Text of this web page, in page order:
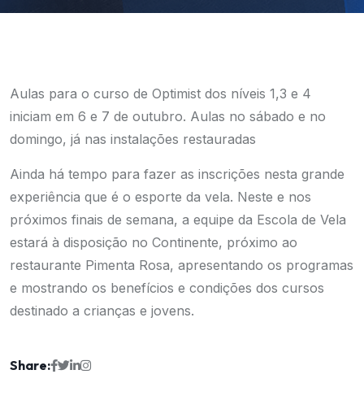
Aulas para o curso de Optimist dos níveis 1,3 e 4
iniciam em 6 e 7 de outubro. Aulas no sábado e no
domingo, já nas instalações restauradas
Ainda há tempo para fazer as inscrições nesta grande
experiência que é o esporte da vela. Neste e nos
próximos finais de semana, a equipe da Escola de Vela
estará à disposição no Continente, próximo ao
restaurante Pimenta Rosa, apresentando os programas
e mostrando os benefícios e condições dos cursos
destinado a crianças e jovens.
Share: